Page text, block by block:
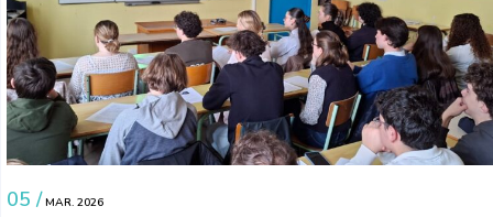
05 / MAR. 2026